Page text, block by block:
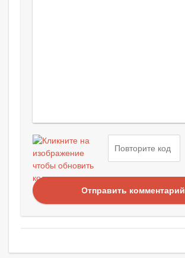
Отправить комментарий